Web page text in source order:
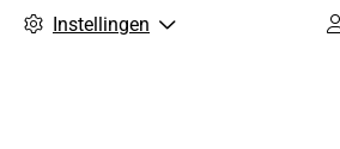
Instellingen